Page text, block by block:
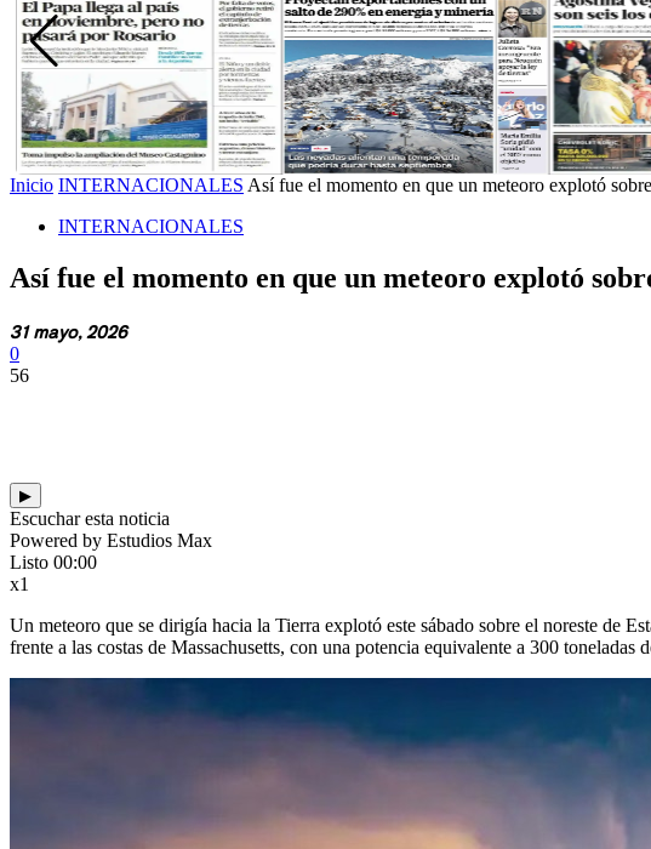
Inicio INTERNACIONALES Así fue el momento en que un meteoro explotó
INTERNACIONALES
Así fue el momento en que un meteoro explotó
31 mayo, 2026
0
56
▶
Escuchar esta noticia
Powered by Estudios Max
Listo 00:00
x1
Un meteoro que se dirigía hacia la Tierra explotó este sábado sobre el noreste de
frente a las costas de Massachusetts, con una potencia equivalente a 300 toneladas